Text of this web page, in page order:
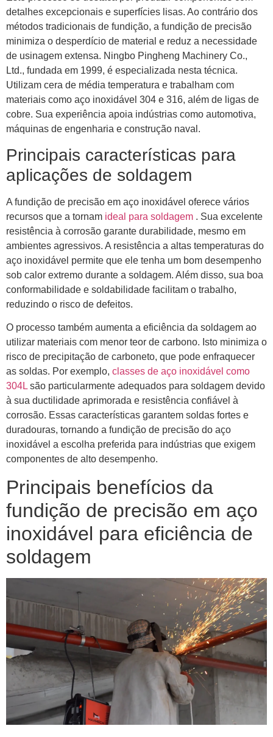
detalhes excepcionais e superfícies lisas. Ao contrário dos
métodos tradicionais de fundição, a fundição de precisão
minimiza o desperdício de material e reduz a necessidade
de usinagem extensa. Ningbo Pingheng Machinery Co.,
Ltd., fundada em 1999, é especializada nesta técnica.
Utilizam cera de média temperatura e trabalham com
materiais como aço inoxidável 304 e 316, além de ligas de
cobre. Sua experiência apoia indústrias como automotiva,
máquinas de engenharia e construção naval.
Principais características para
aplicações de soldagem
A fundição de precisão em aço inoxidável oferece vários
recursos que a tornam ideal para soldagem . Sua excelente
resistência à corrosão garante durabilidade, mesmo em
ambientes agressivos. A resistência a altas temperaturas do
aço inoxidável permite que ele tenha um bom desempenho
sob calor extremo durante a soldagem. Além disso, sua boa
conformabilidade e soldabilidade facilitam o trabalho,
reduzindo o risco de defeitos.
O processo também aumenta a eficiência da soldagem ao
utilizar materiais com menor teor de carbono. Isto minimiza o
risco de precipitação de carboneto, que pode enfraquecer
as soldas. Por exemplo, classes de aço inoxidável como
304Lsão particularmente adequados para soldagem devido
à sua ductilidade aprimorada e resistência confiável à
corrosão. Essas características garantem soldas fortes e
duradouras, tornando a fundição de precisão do aço
inoxidável a escolha preferida para indústrias que exigem
componentes de alto desempenho.
Principais benefícios da
fundição de precisão em aço
inoxidável para eficiência de
soldagem